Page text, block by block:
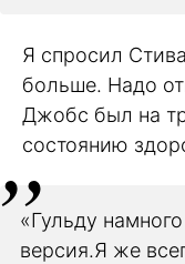
Я спросил
больше. Надо
Джобс был на
состоянию
«Гульду
версия.Я же